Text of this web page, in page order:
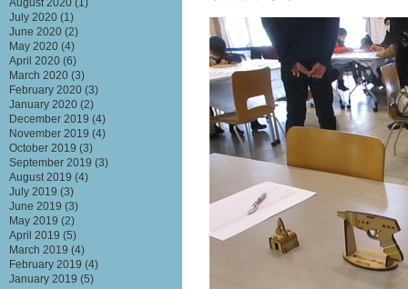
August 2020 (1)
July 2020 (1)
June 2020 (2)
May 2020 (4)
April 2020 (6)
March 2020 (3)
February 2020 (3)
January 2020 (2)
December 2019 (4)
November 2019 (4)
October 2019 (3)
September 2019 (3)
August 2019 (4)
July 2019 (3)
June 2019 (3)
May 2019 (2)
April 2019 (5)
March 2019 (4)
February 2019 (4)
January 2019 (5)